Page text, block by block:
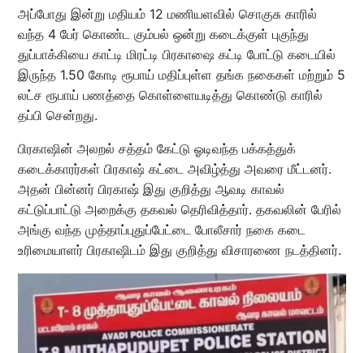
அப்போது இன்று மதியம் 12 மணியளவில் சொகுசு காரில்
வந்த 4 பேர்‌ கொண்ட கும்பல் ஒன்று கடைக்குள் புகுந்து
துப்பாக்கியை காட்டி மிரட்டி பிரகாஷை கட்டி போட்டு கடையில்
இருந்த 1.50 கோடி‌ ரூபாய் மதிப்புள்ள தங்க நகைகள் மற்றும் 5
லட்ச ரூபாய் பணத்தை கொள்ளையடித்து கொண்டு காரில்
தப்பி சென்றது.
பிரகாஷின் அலறல் சத்தம் கேட்டு ஓடிவந்த பக்கத்துக்
கடைக்காரர்கள் பிரகாஷ் கட்டை அவிழ்த்து அவரை மீட்டனர்.
அதன் பின்னர் பிரகாஷ் இது குறித்து ஆவடி காவல்
கட்டுப்பாட்டு அறைக்கு தகவல் தெரிவித்தார். தகவலின் பேரில்
அங்கு வந்த முத்தாப்புதுப்பேட்டை போலீசார் நகை கடை
உரிமையாளர் பிரகாஷிடம் இது குறித்து விசாரணை நடத்தினர்.